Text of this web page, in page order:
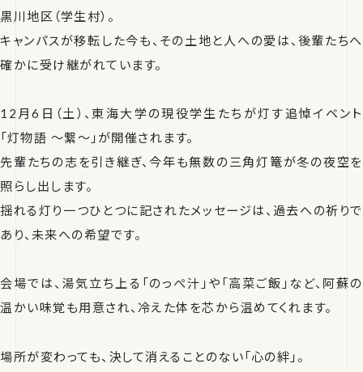
黒川地区（学生村）。
キャンパスが移転した今も、その土地と人への愛は、後輩たちへ
確かに受け継がれています。
12月6日（土）、東海大学の現役学生たちが灯す追悼イベント
「灯物語 ～繋～」が開催されます。
先輩たちの志を引き継ぎ、今年も無数の三角灯篭が冬の夜空を
照らし出します。
揺れる灯り一つひとつに記されたメッセージは、過去への祈りで
あり、未来への希望です。
会場では、湯気立ち上る「のっぺ汁」や「高菜ご飯」など、阿蘇の
温かい味覚も用意され、冷えた体を芯から温めてくれます。
場所が変わっても、決して消えることのない「心の絆」。